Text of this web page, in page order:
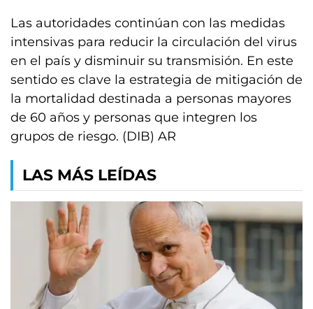
Las autoridades continúan con las medidas
intensivas para reducir la circulación del virus
en el país y disminuir su transmisión. En este
sentido es clave la estrategia de mitigación de
la mortalidad destinada a personas mayores
de 60 años y personas que integren los
grupos de riesgo. (DIB) AR
LAS MÁS LEÍDAS